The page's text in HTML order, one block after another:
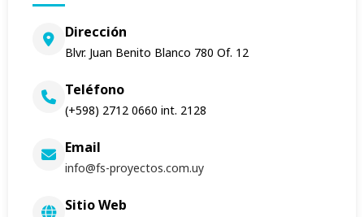
Dirección
Blvr. Juan Benito Blanco 780 Of. 12
Teléfono
(+598) 2712 0660 int. 2128
Email
info@fs-proyectos.com.uy
Sitio Web